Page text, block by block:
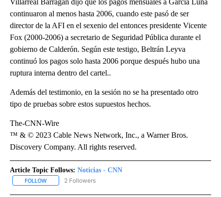
continuaron al menos hasta 2006, cuando este pasó de ser
director de la AFI en el sexenio del entonces presidente Vicente
Fox (2000-2006) a secretario de Seguridad Pública durante el
gobierno de Calderón. Según este testigo, Beltrán Leyva
continuó los pagos solo hasta 2006 porque después hubo una
ruptura interna dentro del cartel..
Además del testimonio, en la sesión no se ha presentado otro
tipo de pruebas sobre estos supuestos hechos.
The-CNN-Wire
™ & © 2023 Cable News Network, Inc., a Warner Bros.
Discovery Company. All rights reserved.
Article Topic Follows: Noticias - CNN
FOLLOW FOLLOW "NOTICIAS - CNN" TO RECEIVE NOTIFICATIONS ABOUT
2 Followers